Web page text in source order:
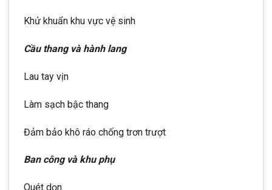
Khử khuẩn khu vực vệ sinh
Cầu thang và hành lang
Lau tay vịn
Làm sạch bậc thang
Đảm bảo khô ráo chống trơn trượt
Ban công và khu phụ
Quét dọn